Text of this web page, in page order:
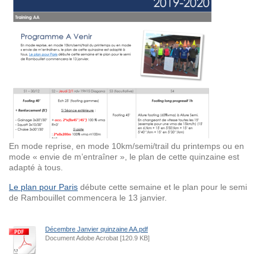
En mode reprise, en mode 10km/semi/trail du printemps ou en
mode « envie de m’entraîner », le plan de cette quinzaine est
adapté à tous.
Le plan pour Paris débute cette semaine et le plan pour le semi
de Rambouillet commencera le 13 janvier.
Décembre Janvier quinzaine AA.pdf
Document Adobe Acrobat [120.9 KB]